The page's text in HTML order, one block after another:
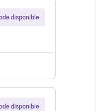
disponible
disponible